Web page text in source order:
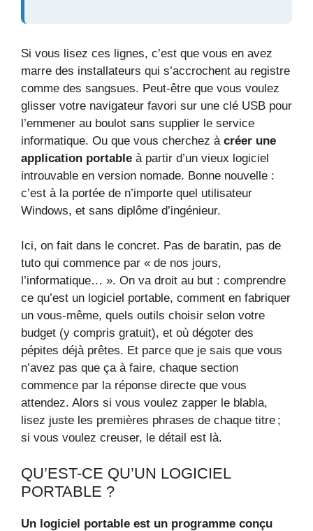
Si vous lisez ces lignes, c’est que vous en avez
marre des installateurs qui s’accrochent au registre
comme des sangsues. Peut-être que vous voulez
glisser votre navigateur favori sur une clé USB pour
l’emmener au boulot sans supplier le service
informatique. Ou que vous cherchez à créer une
application portable à partir d’un vieux logiciel
introuvable en version nomade. Bonne nouvelle :
c’est à la portée de n’importe quel utilisateur
Windows, et sans diplôme d’ingénieur.
Ici, on fait dans le concret. Pas de baratin, pas de
tuto qui commence par « de nos jours,
l’informatique… ». On va droit au but : comprendre
ce qu’est un logiciel portable, comment en fabriquer
un vous-même, quels outils choisir selon votre
budget (y compris gratuit), et où dégoter des
pépites déjà prêtes. Et parce que je sais que vous
n’avez pas que ça à faire, chaque section
commence par la réponse directe que vous
attendez. Alors si vous voulez zapper le blabla,
lisez juste les premières phrases de chaque titre ;
si vous voulez creuser, le détail est là.
QU’EST-CE QU’UN LOGICIEL
PORTABLE ?
Un logiciel portable est un programme conçu